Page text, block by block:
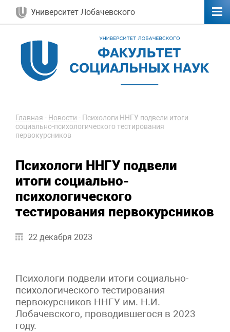
Университет Лобачевского
Главная - Новости - Психологи ННГУ подвели итоги
социально-психологического тестирования
первокурсников
Психологи ННГУ подвели
итоги социально-
психологического
тестирования первокурсников
22 декабря 2023
Психологи подвели итоги социально-
психологического тестирования
первокурсников ННГУ им. Н.И.
Лобачевского, проводившегося в 2023
году.